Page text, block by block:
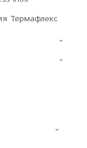
Термафлекс